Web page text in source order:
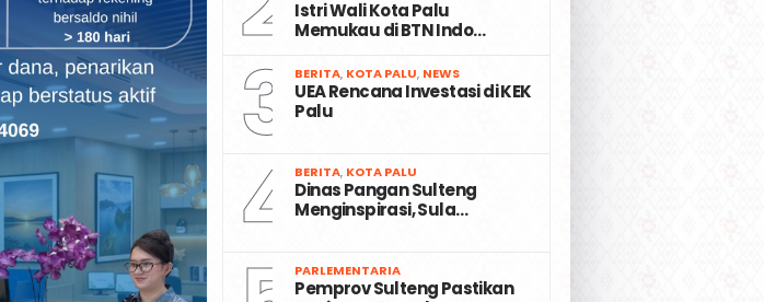
Istri Wali Kota Palu
Memukau di BTN Indo…
3 BERITA, KOTA PALU, NEWS
UEA Rencana Investasi di KEK
Palu
4 BERITA, KOTA PALU
Dinas Pangan Sulteng
Menginspirasi, Sula…
PARLEMENTARIA
Pemprov Sulteng Pastikan